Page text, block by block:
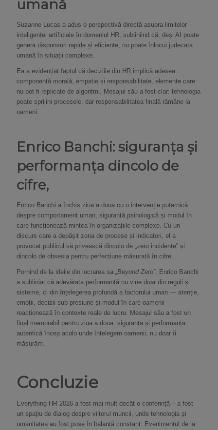
umană
Suzanne Lucas a adus o perspectivă directă asupra limitelor
inteligenței artificiale în domeniul HR, subliniind că, deși AI poate
genera răspunsuri rapide și eficiente, nu poate înlocui judecata
umană în situații complexe.
Ea a evidențiat faptul că deciziile din HR implică adesea
componentă morală, empatie și responsabilitate, elemente care
nu pot fi replicate de algoritmi. Mesajul său a fost clar: tehnologia
poate sprijini procesele, dar responsabilitatea finală rămâne la
oameni.
Enrico Banchi: siguranța și
performanța dincolo de
cifre,
Enrico Banchi a închis ziua a doua cu o intervenție puternică
despre comportament uman, siguranță psihologică și modul în
care funcționează mintea în organizațiile complexe. Cu un
discurs care a depășit zona de procese și indicatori, el a
provocat publicul să privească dincolo de „zero incidente” și
dincolo de obsesia pentru perfecțiune măsurată în cifre.
Pornind de la ideile din lucrarea sa „Beyond Zero”, Enrico Banchi
a subliniat că adevărata performanță nu vine doar din reguli și
sisteme, ci din înțelegerea profundă a factorului uman — atenție,
emoții, decizii sub presiune și modul în care oamenii
reacționează în contexte reale de lucru. Mesajul său a fost un
final memorabil pentru ziua a doua: siguranța și performanța
autentică încep acolo unde înțelegem oamenii, nu doar îi
măsurăm.
Concluzie
Everything HR 2026 a fost mai mult decât o conferință – a fost
un spațiu de dialog despre viitorul muncii, unde tehnologia și
umanitatea au fost puse în balanță constant. Evenimentul de la